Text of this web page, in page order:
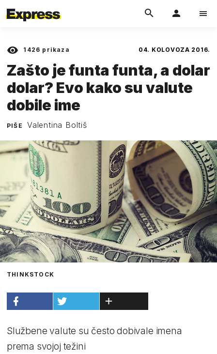
1426 prikaza 04. KOLOVOZA 2016.
Zašto je funta funta, a dolar
dolar? Evo kako su valute
dobile ime
PIŠE Valentina Boltiš
THINKSTOCK
Službene valute su često dobivale imena
prema svojoj težini